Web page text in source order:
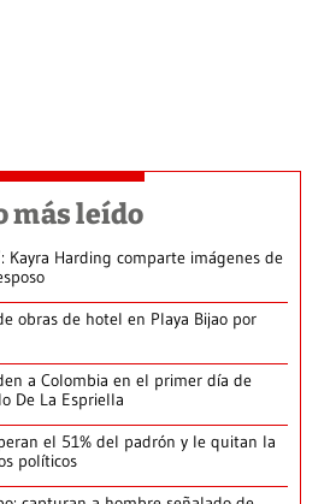
más leído
Kayra Harding comparte imágenes de
obras de hotel en Playa Bijao por
a Colombia en el primer día de
De La Espriella
el 51% del padrón y le quitan la
políticos